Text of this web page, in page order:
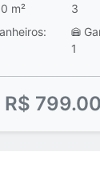
m²
3
1
R$